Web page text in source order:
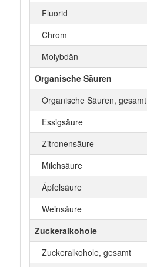
Fluorid
Chrom
Molybdän
Organische Säuren
Organische Säuren, gesamt
Essigsäure
Zitronensäure
Milchsäure
Äpfelsäure
Weinsäure
Zuckeralkohole
Zuckeralkohole, gesamt